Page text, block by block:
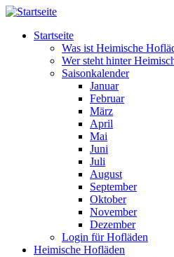
Direkt zum Inhalt
Startseite
Was ist Heimische
Wer steht hinter
Saisonkalender
Januar
Februar
März
April
Mai
Juni
Juli
August
September
Oktober
November
Dezember
Login für Hofläden
Heimische Hofläden